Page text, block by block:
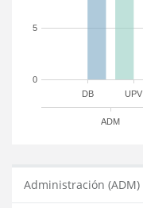
DB UPV
ADM
0
5
Administración (ADM)